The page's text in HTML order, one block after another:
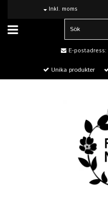
Inkl. moms
E-postadress:
Unika produkter